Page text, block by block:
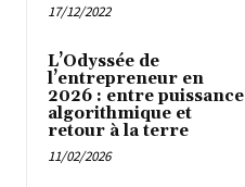
17/12/2022
L’Odyssée de
l’entrepreneur en
2026 : entre puissance
algorithmique et
retour à la terre
11/02/2026